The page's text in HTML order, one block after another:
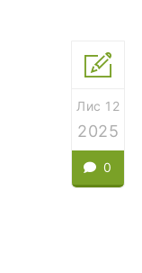
Лис 12
2025
0